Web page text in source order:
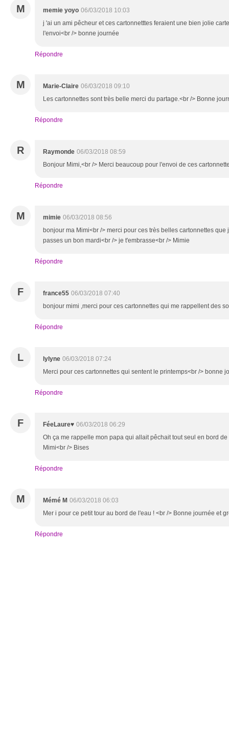
M memie yoyo 06/03/2018 10:03
j 'ai un ami pêcheur et ces cartonnetttes feraient une bien jolie
l'envoi<br /> bonne journée
Répondre
M Marie-Claire 06/03/2018 09:10
Les cartonnettes sont très belle merci du partage.<br /> Bonne
Répondre
R Raymonde 06/03/2018 08:59
Bonjour Mimi,<br /> Merci beaucoup pour l'envoi de ces
Répondre
M mimie 06/03/2018 08:56
bonjour ma Mimi<br /> merci pour ces très belles cartonnettes que
passes un bon mardi<br /> je t'embrasse<br /> Mimie
Répondre
F france55 06/03/2018 07:40
bonjour mimi ,merci pour ces cartonnettes qui me rappellent des
Répondre
L lylyne 06/03/2018 07:24
Merci pour ces cartonnettes qui sentent le printemps<br /> bonne
Répondre
F FéeLaure♥ 06/03/2018 06:29
Oh ça me rappelle mon papa qui allait pêchait tout seul en bord
Mimi<br /> Bises
Répondre
M Mémé M 06/03/2018 06:03
Mer i pour ce petit tour au bord de l'eau ! <br /> Bonne journée et
Répondre